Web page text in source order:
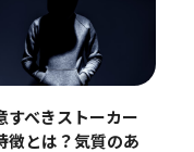
すべきストーカー
徴とは？気質のあ